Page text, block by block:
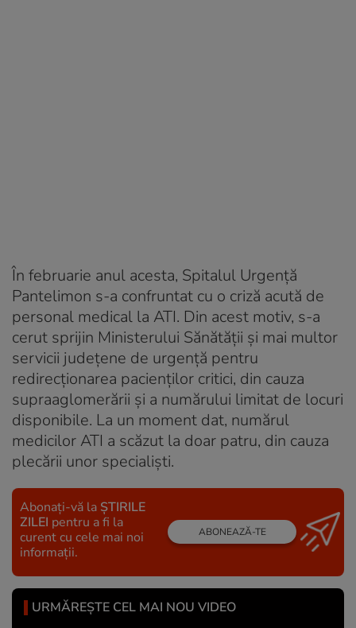
În februarie anul acesta, Spitalul Urgenţă
Pantelimon s-a confruntat cu o criză acută de
personal medical la ATI. Din acest motiv, s-a
cerut sprijin Ministerului Sănătăţii şi mai multor
servicii judeţene de urgenţă pentru
redirecţionarea pacienţilor critici, din cauza
supraaglomerării şi a numărului limitat de locuri
disponibile. La un moment dat, numărul
medicilor ATI a scăzut la doar patru, din cauza
plecării unor specialişti.
Abonați-vă la ȘTIRILE
ZILEI pentru a fi la
curent cu cele mai noi
informații.
ABONEAZĂ-TE
URMĂREȘTE CEL MAI NOU VIDEO